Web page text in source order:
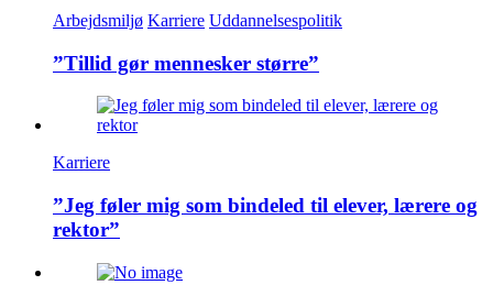
Arbejdsmiljø Karriere Uddannelsespolitik
”Tillid gør mennesker større”
Karriere
”Jeg føler mig som bindeled til elever, lærere og
rektor”